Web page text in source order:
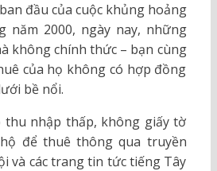
đầu của cuộc khủng hoảng
năm 2000, ngày nay, những
không chính thức – bạn cùng
của họ không có hợp đồng
bề nổi.
thu nhập thấp, không giấy tờ
để thuê thông qua truyền
và các trang tin tức tiếng Tây